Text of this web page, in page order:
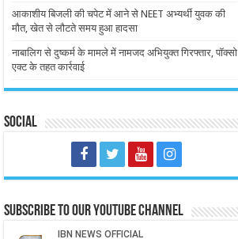
आकाशीय बिजली की चपेट में आने से NEET अभ्यर्थी युवक की
मौत, खेत से लौटते समय हुआ हादसा
नाबालिग से दुष्कर्म के मामले में नामजद अभियुक्त गिरफ्तार, पॉक्सो
एक्ट के तहत कार्रवाई
Social
Subscribe to our Youtube Channel